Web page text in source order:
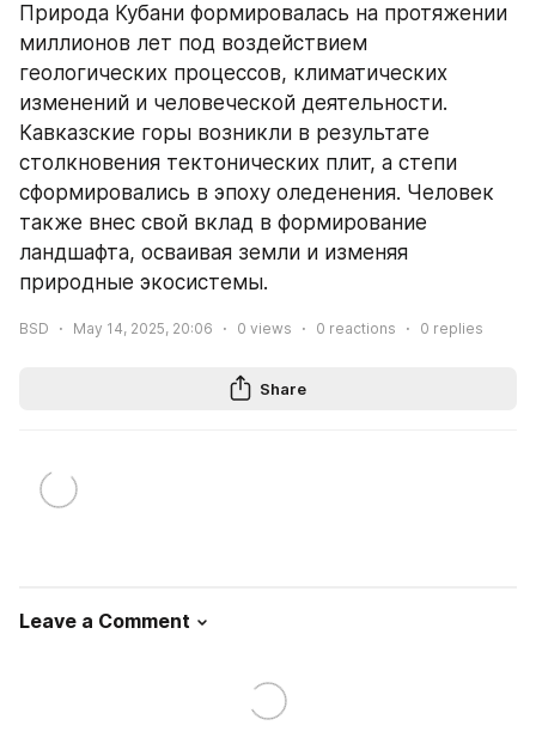
Природа Кубани формировалась на протяжении
миллионов лет под воздействием
геологических процессов, климатических
изменений и человеческой деятельности.
Кавказские горы возникли в результате
столкновения тектонических плит, а степи
сформировались в эпоху оледенения. Человек
также внес свой вклад в формирование
ландшафта, осваивая земли и изменяя
природные экосистемы.
BSD May 14, 2025, 20:06 0 views 0 reactions 0 replies
Share
Leave a Comment